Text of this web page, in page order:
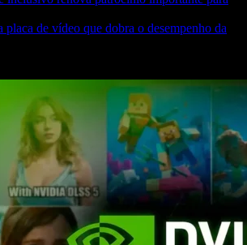
de vídeo que dobra o desempenho da